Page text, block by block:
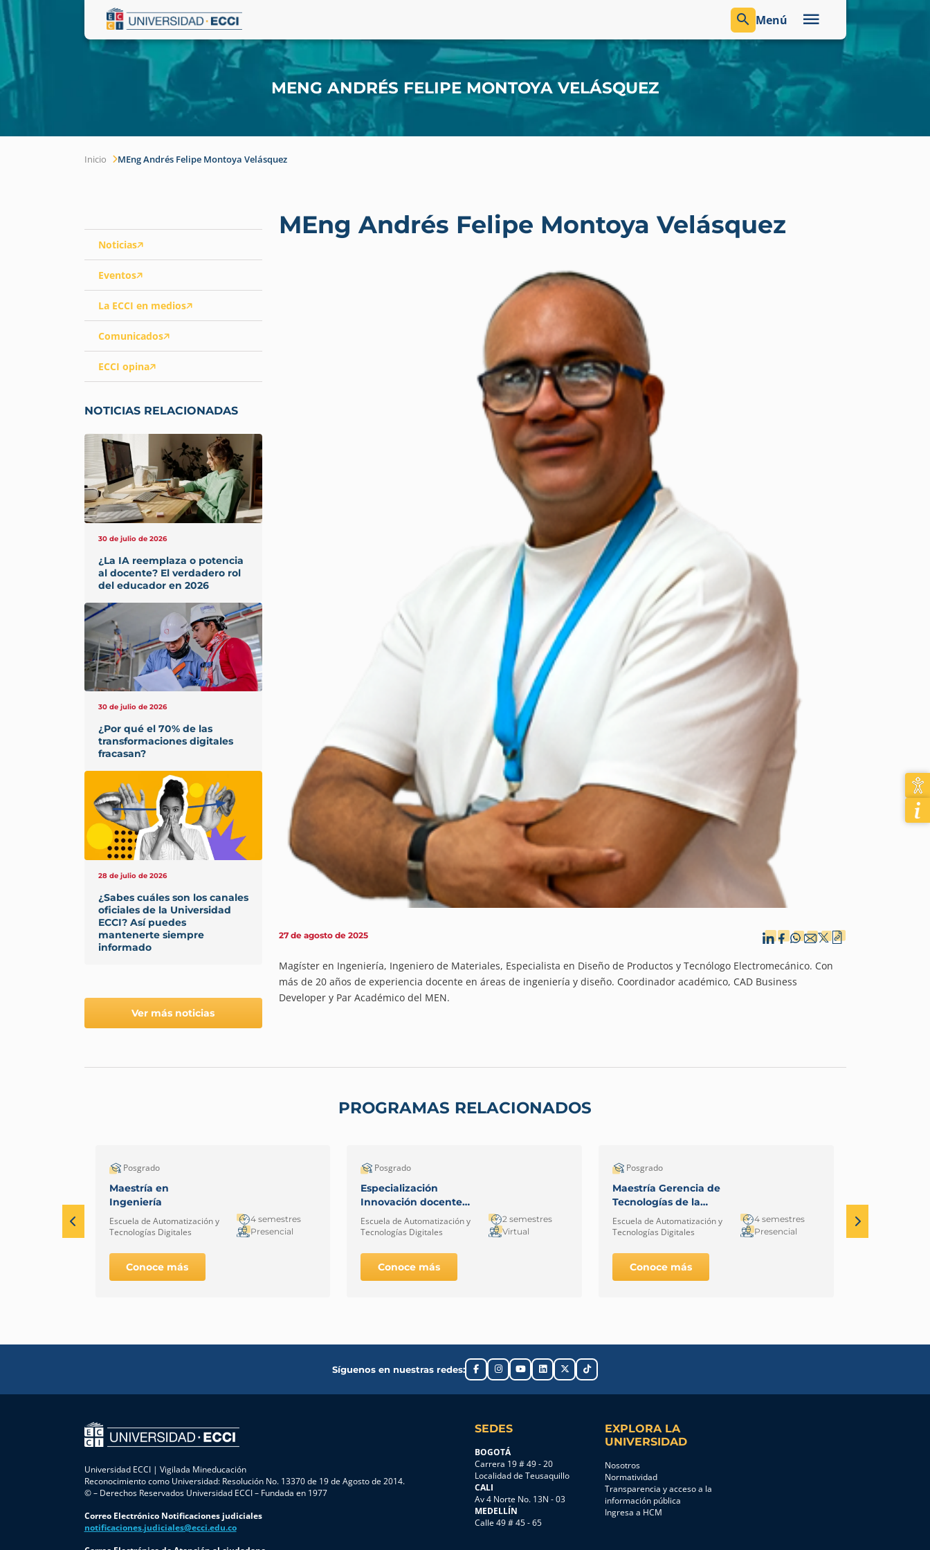
Menú
MENG ANDRÉS FELIPE MONTOYA VELÁSQUEZ
Inicio MEng Andrés Felipe Montoya Velásquez
Noticias
Eventos
La ECCI en medios
Comunicados
ECCI opina
NOTICIAS RELACIONADAS
30 de julio de 2026
¿La IA reemplaza o potencia
al docente? El verdadero rol
del educador en 2026
30 de julio de 2026
¿Por qué el 70% de las
transformaciones digitales
fracasan?
28 de julio de 2026
¿Sabes cuáles son los canales
oficiales de la Universidad
ECCI? Así puedes
mantenerte siempre
informado
Ver más noticias
MEng Andrés Felipe Montoya Velásquez
27 de agosto de 2025
Magíster en Ingeniería, Ingeniero de Materiales, Especialista en Diseño de Productos y Tecnólogo Electromecánico. Con
más de 20 años de experiencia docente en áreas de ingeniería y diseño. Coordinador académico, CAD Business
Developer y Par Académico del MEN.
PROGRAMAS RELACIONADOS
Posgrado
Maestría en
Ingeniería
Escuela de Automatización y
Tecnologías Digitales
4 semestres
Presencial
Conoce más
Posgrado
Especialización
Innovación docente
mediada por TIC –
Virtual
Escuela de Automatización y
Tecnologías Digitales
2 semestres
Virtual
Conoce más
Posgrado
Maestría Gerencia de
Tecnologías de la
Información y
Comunicación TIC
Escuela de Automatización y
Tecnologías Digitales
4 semestres
Presencial
Conoce más
Síguenos en nuestras redes:
Universidad ECCI | Vigilada Mineducación
Reconocimiento como Universidad: Resolución No. 13370 de 19 de Agosto de 2014.
© – Derechos Reservados Universidad ECCI – Fundada en 1977
Correo Electrónico Notificaciones judiciales
notificaciones.judiciales@ecci.edu.co
SEDES
BOGOTÁ
Carrera 19 # 49 - 20
Localidad de Teusaquillo
CALI
Av 4 Norte No. 13N - 03
MEDELLÍN
Calle 49 # 45 - 65
EXPLORA LA
UNIVERSIDAD
Nosotros
Normatividad
Transparencia y acceso a la
información pública
Ingresa a HCM